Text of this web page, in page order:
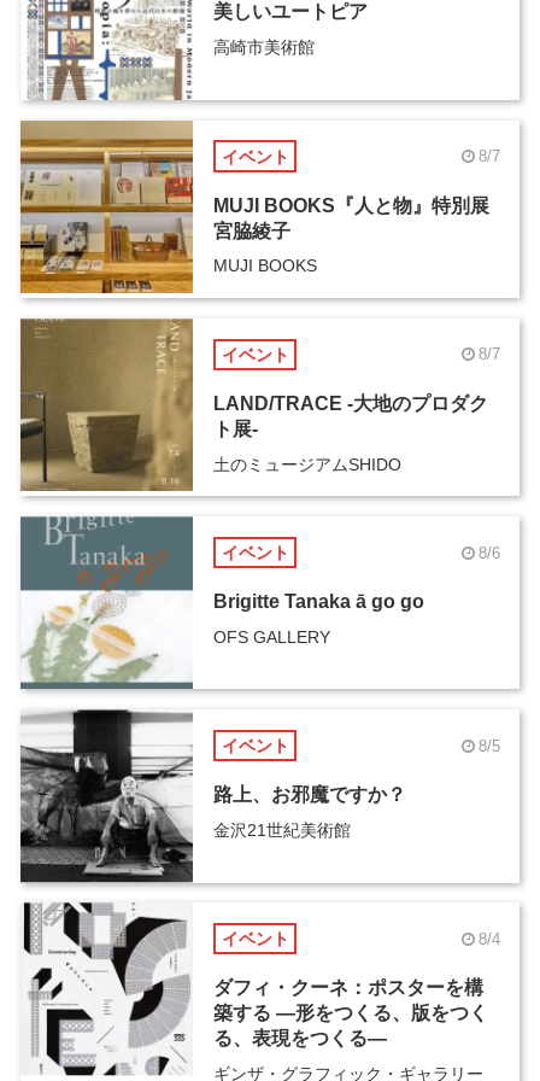
美しいユートピア
高崎市美術館
イベント 8/7
MUJI BOOKS『人と物』特別展
宮脇綾子
MUJI BOOKS
イベント 8/7
LAND/TRACE -大地のプロダク
ト展-
土のミュージアムSHIDO
イベント 8/6
Brigitte Tanaka ā go go
OFS GALLERY
イベント 8/5
路上、お邪魔ですか？
金沢21世紀美術館
イベント 8/4
ダフィ・クーネ：ポスターを構
築する ―形をつくる、版をつく
る、表現をつくる―
ギンザ・グラフィック・ギャラリー